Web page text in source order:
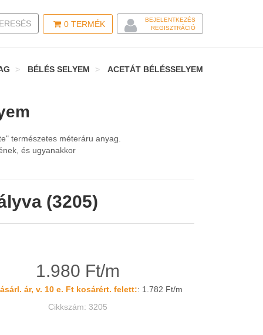
0 TERMÉK
BEJELENTKEZÉS
REGISZTRÁCIÓ
SEARCH
BÉLÉS SELYEM ACETÁT BÉLÉSSELYEM
természetes méteráru anyag.
és ugyanakkor
(3205)
1.980 Ft/m
ár, v. 10 e. Ft kosárért. felett:: 1.782 Ft/m
Cikkszám: 3205